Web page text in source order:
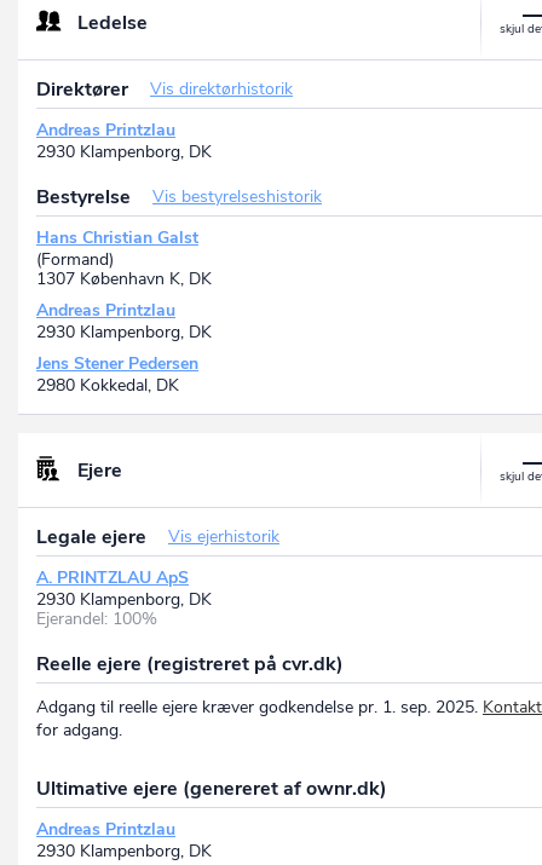
Ledelse
Direktører
Vis direktørhistorik
Andreas Printzlau
2930 Klampenborg, DK
Bestyrelse
Vis bestyrelseshistorik
Hans Christian Galst
(Formand)
1307 København K, DK
Andreas Printzlau
2930 Klampenborg, DK
Jens Stener Pedersen
2980 Kokkedal, DK
Ejere
Legale ejere
Vis ejerhistorik
A. PRINTZLAU ApS
2930 Klampenborg, DK
Ejerandel: 100%
Reelle ejere (registreret på cvr.dk)
Adgang til reelle ejere kræver godkendelse pr. 1. sep. 2025.
for adgang.
Ultimative ejere (genereret af ownr.dk)
Andreas Printzlau
2930 Klampenborg, DK